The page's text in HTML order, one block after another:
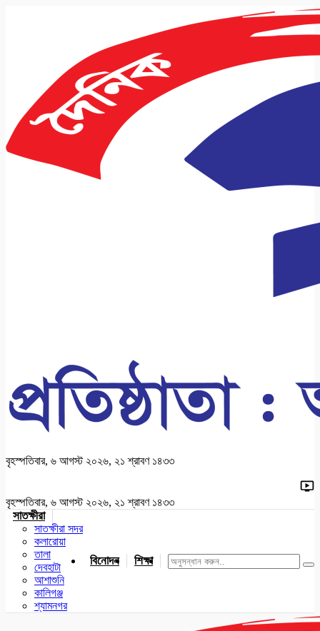
বৃহস্পতিবার, ৬ আগস্ট ২০২৬, ২১ শ্রাবণ ১৪৩৩
বৃহস্পতিবার, ৬ আগস্ট ২০২৬, ২১ শ্রাবণ ১৪৩৩
সাতক্ষীরা
সাতক্ষীরা সদর
কলারোয়া
তালা
দেবহাটা
আশাশুনি
কালিগঞ্জ
শ্যামনগর
বিনোদন শিক্ষা খেলাধুলা জাতীয় যশোর